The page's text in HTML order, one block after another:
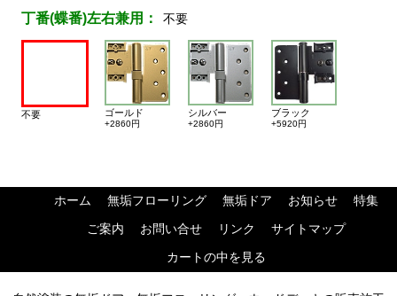
丁番(蝶番)左右兼用： 不要
不要 ゴールド
+2860円
シルバー
+2860円
ブラック
+5920円
ホーム 無垢フローリング 無垢ドア お知らせ
特集
ご案内
お問い合せ リンク
サイトマップ
カートの中を見る